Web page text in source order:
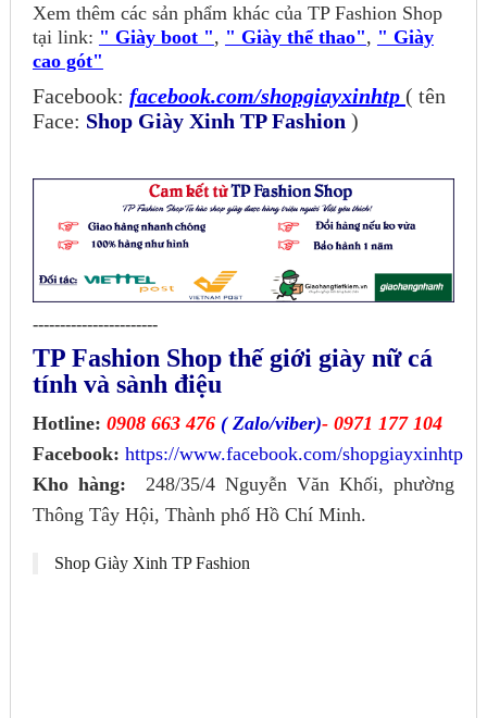
Xem thêm các sản phẩm khác của TP Fashion Shop
tại link: " Giày boot ", " Giày thể thao", " Giày
cao gót"
Facebook: facebook.com/shopgiayxinhtp ( tên
Face: Shop Giày Xinh TP Fashion )
-----------------------
TP Fashion Shop thế giới giày nữ cá
tính và sành điệu
Hotline: 0908 663 476 ( Zalo/viber)- 0971 177 104
Facebook: https://www.facebook.com/shopgiayxinhtp
Kho hàng: 248/35/4 Nguyễn Văn Khối, phường
Thông Tây Hội, Thành phố Hồ Chí Minh.
Shop Giày Xinh TP Fashion